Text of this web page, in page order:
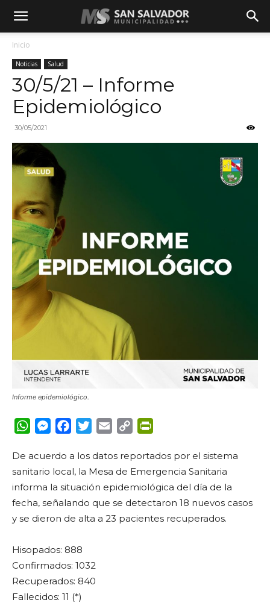
Inicio
Noticias Salud
30/5/21 – Informe
Epidemiológico
30/05/2021
Informe epidemiológico.
WhatsApp
Messenger
FacebookTwitterEmail Copy
De acuerdo a los datos reportados por el sistema
sanitario local, la Mesa de Emergencia Sanitaria
informa la situación epidemiológica del día de la
fecha, señalando que se detectaron 18 nuevos casos
y se dieron de alta a 23 pacientes recuperados.
Hisopados: 888
Confirmados: 1032
Recuperados: 840
Fallecidos: 11 (*)